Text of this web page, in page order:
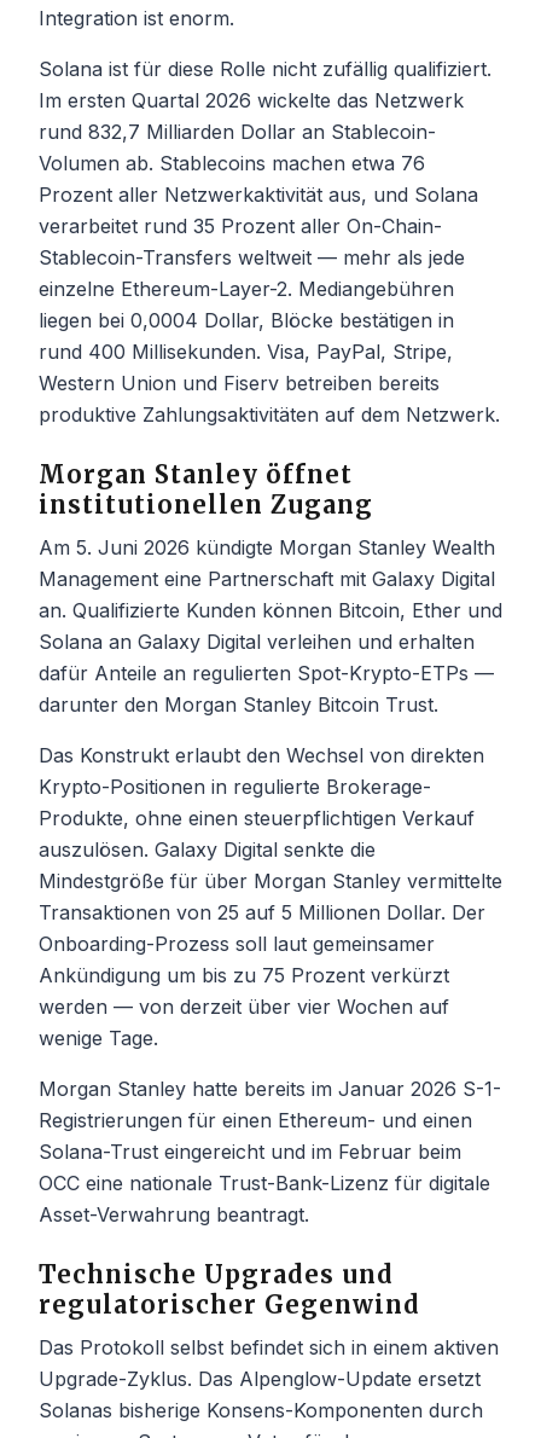
Integration ist enorm.
Solana ist für diese Rolle nicht zufällig qualifiziert.
Im ersten Quartal 2026 wickelte das Netzwerk
rund 832,7 Milliarden Dollar an Stablecoin-
Volumen ab. Stablecoins machen etwa 76
Prozent aller Netzwerkaktivität aus, und Solana
verarbeitet rund 35 Prozent aller On-Chain-
Stablecoin-Transfers weltweit — mehr als jede
einzelne Ethereum-Layer-2. Mediangebühren
liegen bei 0,0004 Dollar, Blöcke bestätigen in
rund 400 Millisekunden. Visa, PayPal, Stripe,
Western Union und Fiserv betreiben bereits
produktive Zahlungsaktivitäten auf dem Netzwerk.
Morgan Stanley öffnet
institutionellen Zugang
Am 5. Juni 2026 kündigte Morgan Stanley Wealth
Management eine Partnerschaft mit Galaxy Digital
an. Qualifizierte Kunden können Bitcoin, Ether und
Solana an Galaxy Digital verleihen und erhalten
dafür Anteile an regulierten Spot-Krypto-ETPs —
darunter den Morgan Stanley Bitcoin Trust.
Das Konstrukt erlaubt den Wechsel von direkten
Krypto-Positionen in regulierte Brokerage-
Produkte, ohne einen steuerpflichtigen Verkauf
auszulösen. Galaxy Digital senkte die
Mindestgröße für über Morgan Stanley vermittelte
Transaktionen von 25 auf 5 Millionen Dollar. Der
Onboarding-Prozess soll laut gemeinsamer
Ankündigung um bis zu 75 Prozent verkürzt
werden — von derzeit über vier Wochen auf
wenige Tage.
Morgan Stanley hatte bereits im Januar 2026 S-1-
Registrierungen für einen Ethereum- und einen
Solana-Trust eingereicht und im Februar beim
OCC eine nationale Trust-Bank-Lizenz für digitale
Asset-Verwahrung beantragt.
Technische Upgrades und
regulatorischer Gegenwind
Das Protokoll selbst befindet sich in einem aktiven
Upgrade-Zyklus. Das Alpenglow-Update ersetzt
Solanas bisherige Konsens-Komponenten durch